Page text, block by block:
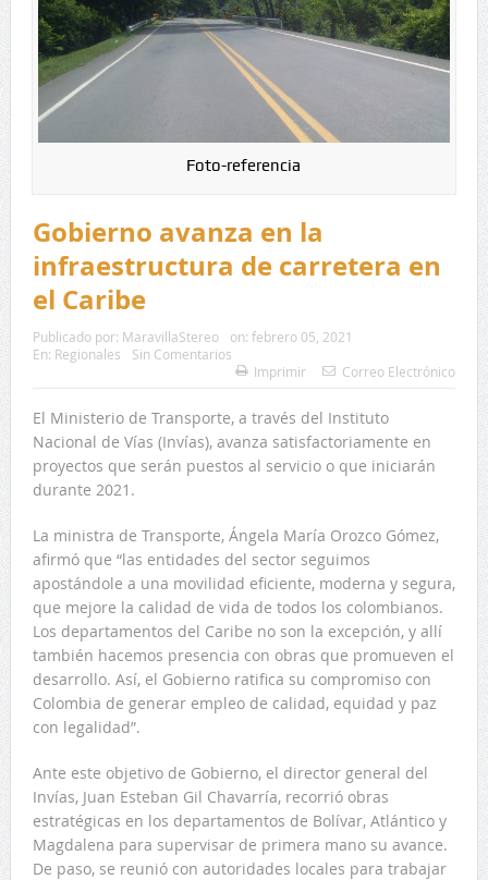
Foto-referencia
Gobierno avanza en la
infraestructura de carretera en
el Caribe
Publicado por: MaravillaStereo on: febrero 05, 2021
En: Regionales
Sin Comentarios
Imprimir
Correo Electrónico
El Ministerio de Transporte, a través del Instituto
Nacional de Vías (Invías), avanza satisfactoriamente en
proyectos que serán puestos al servicio o que iniciarán
durante 2021.
La ministra de Transporte, Ángela María Orozco Gómez,
afirmó que “las entidades del sector seguimos
apostándole a una movilidad eficiente, moderna y segura,
que mejore la calidad de vida de todos los colombianos.
Los departamentos del Caribe no son la excepción, y allí
también hacemos presencia con obras que promueven el
desarrollo. Así, el Gobierno ratifica su compromiso con
Colombia de generar empleo de calidad, equidad y paz
con legalidad”.
Ante este objetivo de Gobierno, el director general del
Invías, Juan Esteban Gil Chavarría, recorrió obras
estratégicas en los departamentos de Bolívar, Atlántico y
Magdalena para supervisar de primera mano su avance.
De paso, se reunió con autoridades locales para trabajar